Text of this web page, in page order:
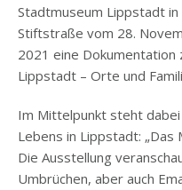
Stadtmuseum Lippstadt
Stiftstraße vom 28.
2021 eine Dokumentation
Lippstadt – Orte und
Im Mittelpunkt steht dabei
Lebens in Lippstadt:
Die Ausstellung
Umbrüchen, aber auch